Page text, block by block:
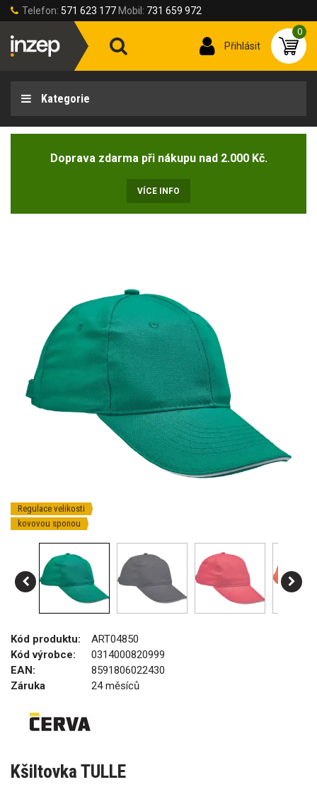
Telefon: 571 623 177 Mobil: 731 659 972
Přihlásit
0
Kategorie
Doprava zdarma při nákupu nad 2.000 Kč.
VÍCE INFO
Regulace velikosti
kovovou sponou
Kód produktu:
ART04850
Kód výrobce:
0314000820999
EAN:
8591806022430
Záruka
24 měsíců
Kšiltovka TULLE